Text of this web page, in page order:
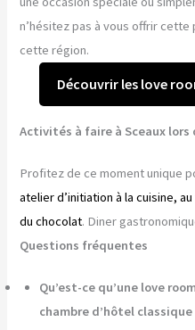
n’hésitez pas à vous offrir
cette région.
Découvrir les love
Activités à faire à Sceaux
Profitez de ce moment unique
atelier d’initiation à la cuisine,
du chocolat. Diner
Questions fréquentes
Qu’est-ce qu’une love
chambre d’hôtel classique